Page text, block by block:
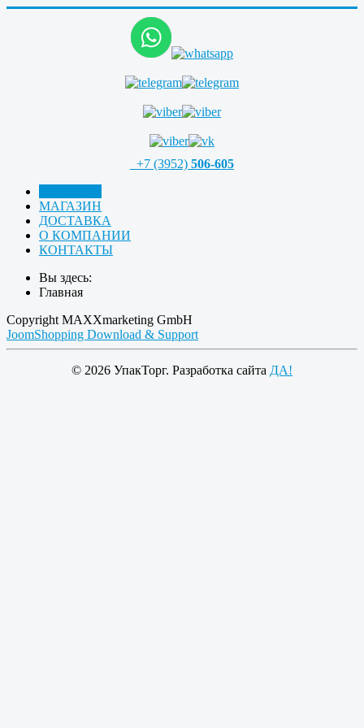
+7 (3952) 506-605
МАГАЗИН
ДОСТАВКА
О КОМПАНИИ
КОНТАКТЫ
Вы здесь:
Главная
Copyright MAXXmarketing GmbH
JoomShopping Download & Support
© 2026 УпакТорг. Разработка сайта ДА!